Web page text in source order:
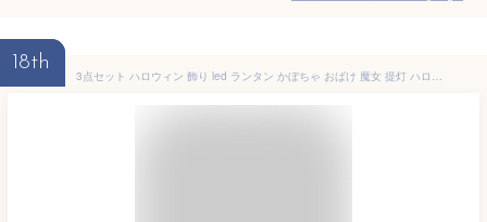
18th
3点セット ハロウィン 飾り led ランタン かぼちゃ おばけ 魔女 提灯 ハロウィン 飾り付け ライト カボチャ 玄関 置物 ハロウィーン 装飾 パーティーに飾り ちょうちん 小型 軽量 子供に携帯用 halloween decoration